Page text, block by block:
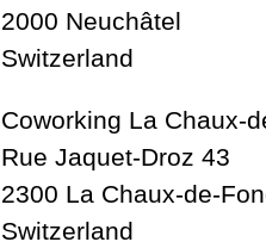
2000 Neuchâtel
Switzerland
Coworking La Chaux-
Rue Jaquet-Droz 43
2300 La Chaux-de-
Switzerland